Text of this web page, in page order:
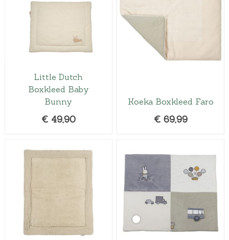
Little Dutch
Boxkleed Baby
Bunny
€ 49,90
Koeka Boxkleed Faro
€ 69,99